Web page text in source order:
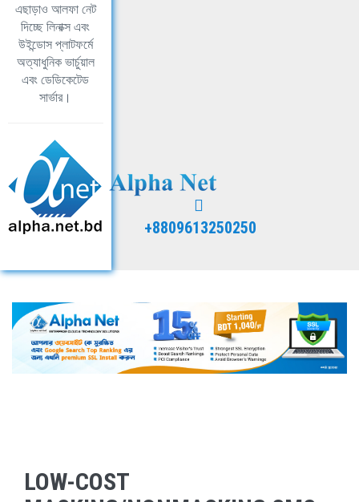
এছাড়াও আলফা নেট
দিচ্ছে লিনাক্স এবং
উইন্ডোস প্লাটফর্মে
অত্যাধুনিক ভার্চুয়াল
এবং ডেডিকেটেড
সার্ভার।
+8809613250250
LOW-COST